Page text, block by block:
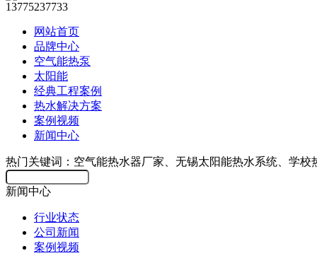
13775237733
网站首页
品牌中心
空气能热泵
太阳能
经典工程案例
热水解决方案
案例视频
新闻中心
热门关键词：空气能热水器厂家、无锡太阳能热水系统、学校
新闻中心
行业状态
公司新闻
案例视频